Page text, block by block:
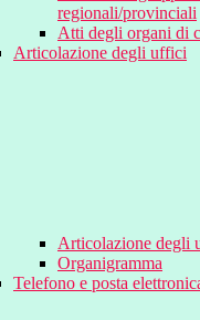
regionali/provinciali
Atti degli organi di
Articolazione degli uffici
Articolazione degli
Organigramma
Telefono e posta